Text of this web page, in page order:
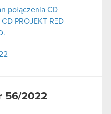
połączenia CD
PROJEKT RED
56/2022